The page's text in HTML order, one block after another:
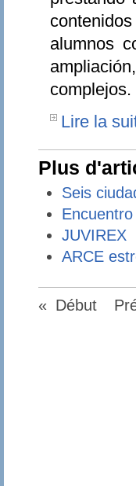
alumnos
complejos.
Lire la
Plus
Seis
JUVIREX
ARCE
« Début